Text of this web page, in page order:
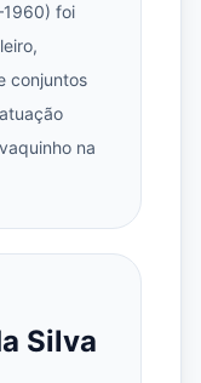
foi
conjuntos
na
Silva